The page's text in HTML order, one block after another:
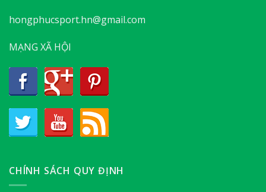
hongphucsport.hn@gmail.com
MẠNG XÃ HỘI
CHÍNH SÁCH QUY ĐỊNH